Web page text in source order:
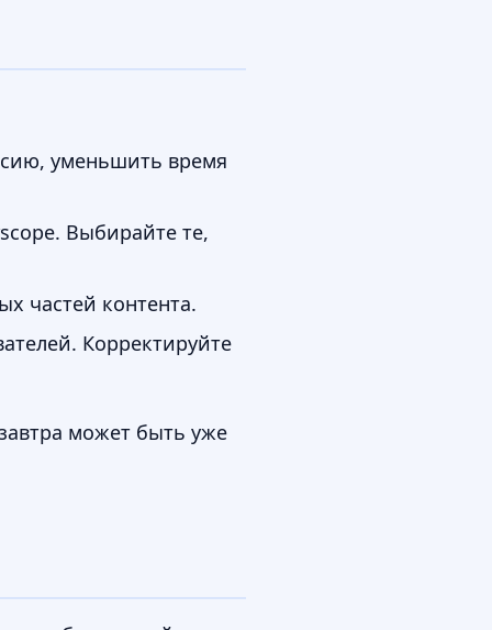
уменьшить время
Выбирайте те,
частей контента.
Корректируйте
может быть уже